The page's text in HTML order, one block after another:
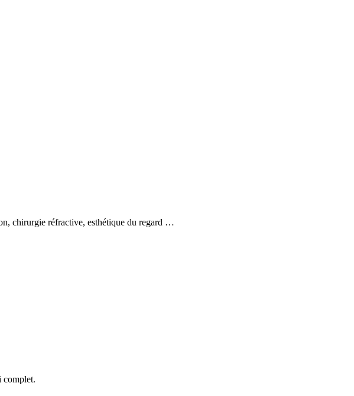
chirurgie réfractive, esthétique du regard …
complet.